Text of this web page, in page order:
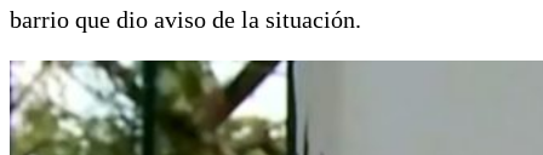
barrio que dio aviso de la situación.